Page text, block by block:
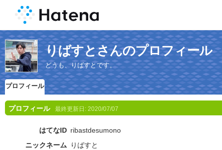
りばすとさんのプロフィール
どうも、りばすとです。
プロフィール
プロフィール 最終更新日: 2020/07/07
はてなID ribastdesumono
ニックネーム
りばすと